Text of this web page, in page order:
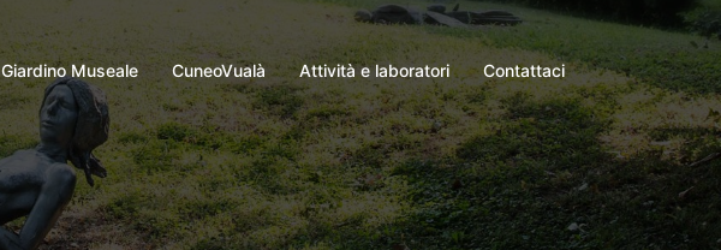
Giardino Museale CuneoVualà Attività e laboratori
Contattaci